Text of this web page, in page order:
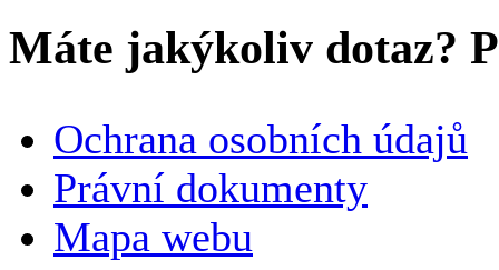
Máte jakýkoliv dotaz?
SPOLEČNOST / ORGANIZACE
E-MAILOVÁ ADRESA
Ochrana osobních údajů
Právní dokumenty
Mapa webu